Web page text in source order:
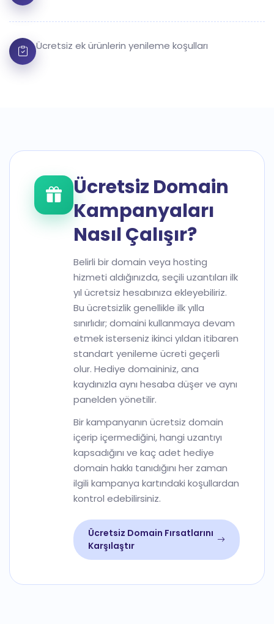
Ücretsiz ek ürünlerin yenileme koşulları
Ücretsiz Domain
Kampanyaları
Nasıl Çalışır?
Belirli bir domain veya hosting
hizmeti aldığınızda, seçili uzantıları ilk
yıl ücretsiz hesabınıza ekleyebiliriz.
Bu ücretsizlik genellikle ilk yılla
sınırlıdır; domaini kullanmaya devam
etmek isterseniz ikinci yıldan itibaren
standart yenileme ücreti geçerli
olur. Hediye domaininiz, ana
kaydınızla aynı hesaba düşer ve aynı
panelden yönetilir.
Bir kampanyanın ücretsiz domain
içerip içermediğini, hangi uzantıyı
kapsadığını ve kaç adet hediye
domain hakkı tanıdığını her zaman
ilgili kampanya kartındaki koşullardan
kontrol edebilirsiniz.
Ücretsiz Domain Fırsatlarını
Karşılaştır